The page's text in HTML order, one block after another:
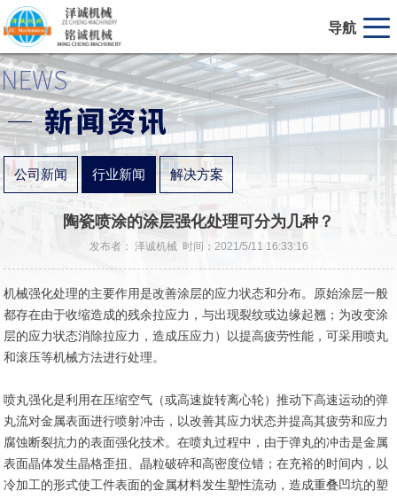
导航
公司新闻 行业新闻 解决方案
陶瓷喷涂的涂层强化处理可分为几种？
发布者： 泽诚机械 时间：2021/5/11 16:33:16
机械强化处理的主要作用是改善涂层的应力状态和分布。原始涂层一般
都存在由于收缩造成的残余拉应力，与出现裂纹或边缘起翘；为改变涂
层的应力状态消除拉应力，造成压应力）以提高疲劳性能，可采用喷丸
和滚压等机械方法进行处理。
喷丸强化是利用在压缩空气（或高速旋转离心轮）推动下高速运动的弹
丸流对金属表面进行喷射冲击，以改善其应力状态并提高其疲劳和应力
腐蚀断裂抗力的表面强化技术。在喷丸过程中，由于弹丸的冲击是金属
表面晶体发生晶格歪扭、晶粒破碎和高密度位错；在充裕的时间内，以
冷加工的形式使工件表面的金属材料发生塑性流动，造成重叠凹坑的塑